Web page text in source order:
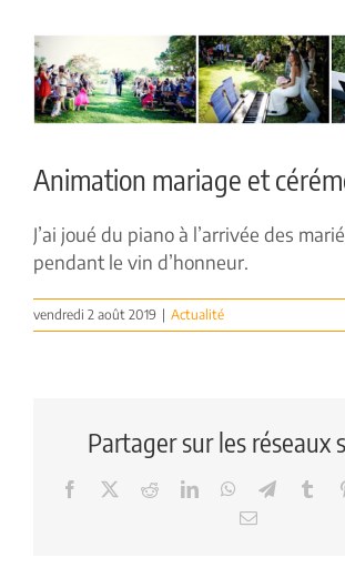
Voir
l'image
agrandie
Animation mariage et
J’ai joué du piano à l’arrivée des
pendant le vin d’honneur.
vendredi 2 août 2019 | Actualité
Partager sur les réseaux
Facebook RedditLinkedInWhatsApp
Telegram
Email